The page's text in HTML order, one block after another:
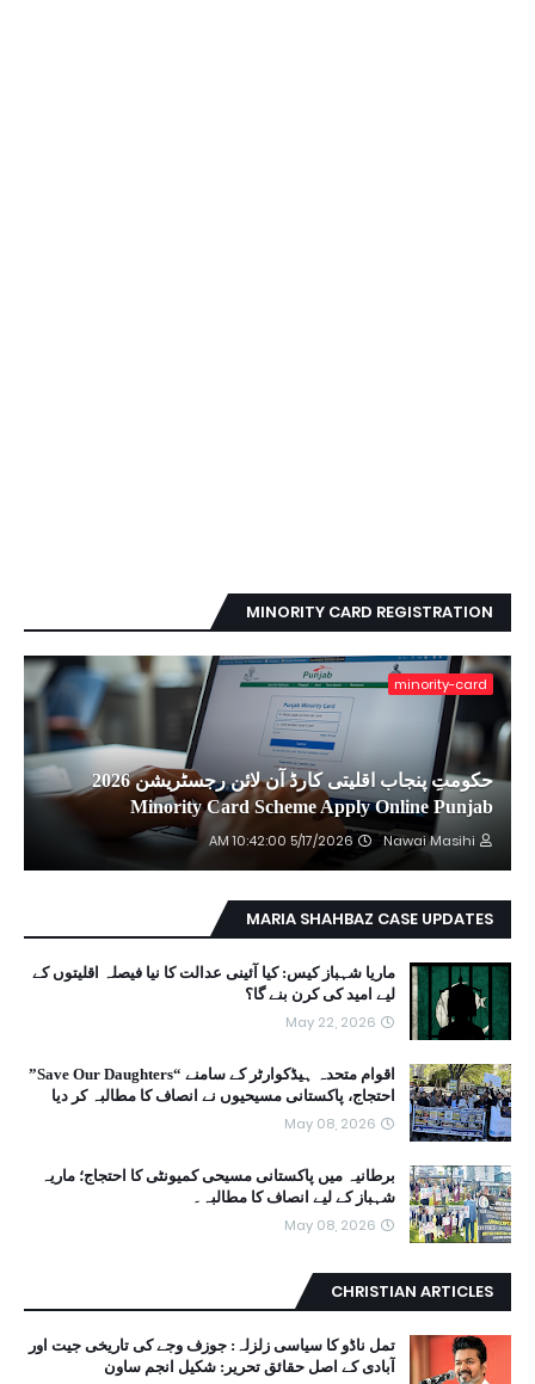
MINORITY CARD REGISTRATION
minority-card
حکومتِ پنجاب اقلیتی کارڈ آن لائن رجسٹریشن 2026
Minority Card Scheme Apply Online Punjab
Nawai Masihi
5/17/2026 10:42:00 AM
MARIA SHAHBAZ CASE UPDATES
ماریا شہباز کیس: کیا آئینی عدالت کا نیا فیصلہ اقلیتوں کے
لیے امید کی کرن بنے گا؟
May 22, 2026
اقوام متحدہ ہیڈکوارٹر کے سامنے “Save Our Daughters”
احتجاج، پاکستانی مسیحیوں نے انصاف کا مطالبہ کر دیا
May 08, 2026
برطانیہ میں پاکستانی مسیحی کمیونٹی کا احتجاج؛ ماریہ
شہباز کے لیے انصاف کا مطالبہ۔
May 08, 2026
CHRISTIAN ARTICLES
تمل ناڈو کا سیاسی زلزلہ: جوزف وجے کی تاریخی جیت اور
آبادی کے اصل حقائق تحریر: شکیل انجم ساون